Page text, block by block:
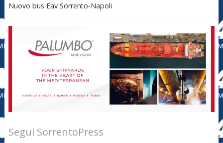
Nuovo bus Eav Sorrento-Napoli
Segui SorrentoPress